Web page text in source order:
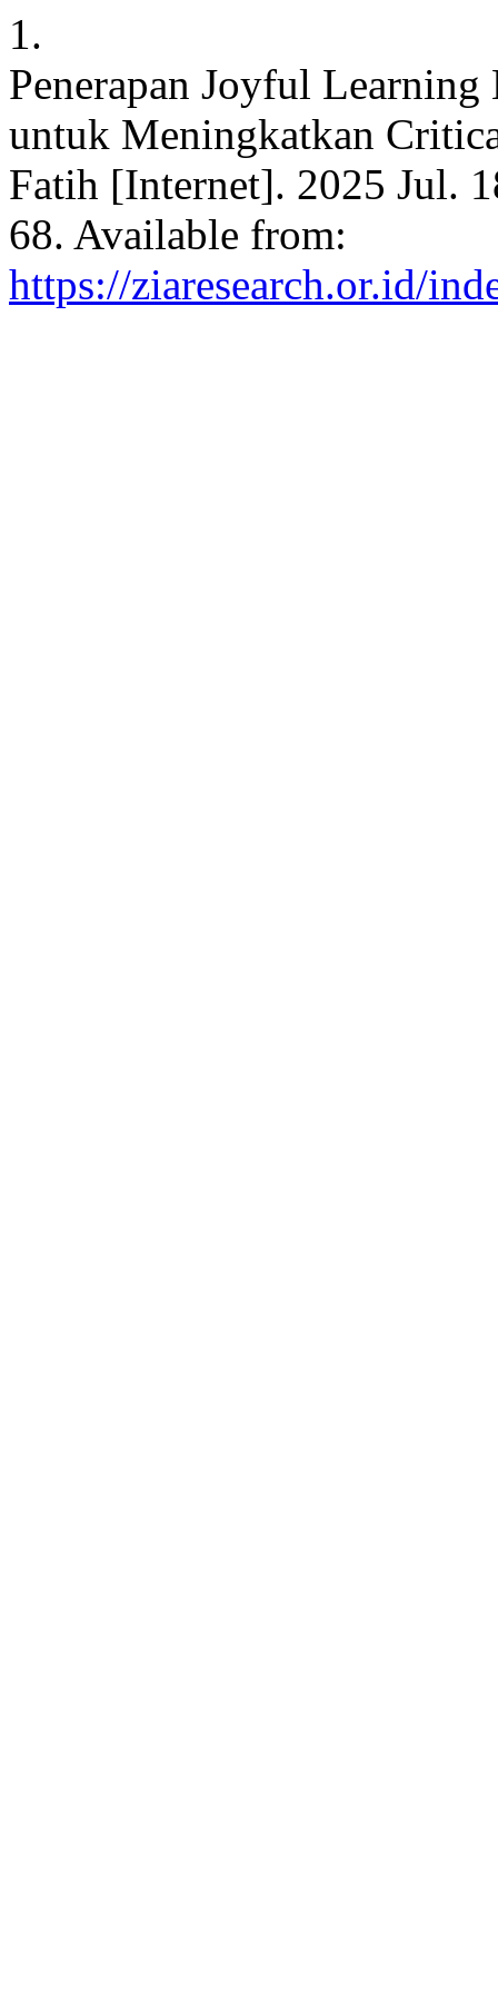
1.
Penerapan Joyful
untuk Meningkatkan
Fatih [Internet]. 2025 Jul.
68. Available from:
https://ziaresearch.or.id/